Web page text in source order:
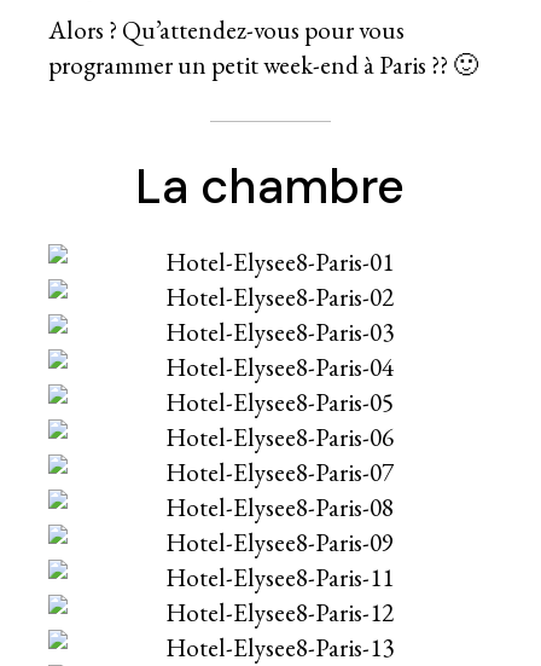
Alors ? Qu’attendez-vous pour vous
programmer un petit week-end à Paris ?? 🙂
La chambre